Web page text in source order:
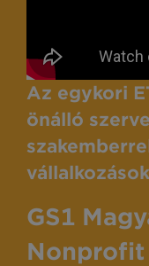
Az egykori
önálló
GS1